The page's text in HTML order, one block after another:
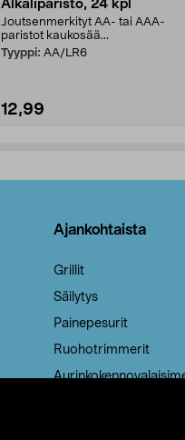
Alkaliparisto, 24 kpl
Joutsenmerkityt AA- tai AAA-
paristot kaukosää...
Tyyppi: AA/LR6
12,99
Ajankohtaista
Grillit
Säilytys
Painepesurit
Ruohotrimmerit